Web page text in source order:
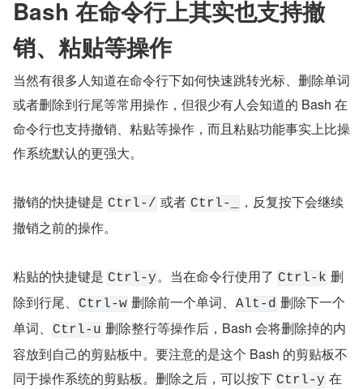
Bash 在命令行上其实也支持撤
销、粘贴等操作
当然有很多人知道在命令行下如何快速跳转光标、删除单词
或者删除到行尾等常用操作，但很少有人会知道的 Bash 在
命令行也支持撤销、粘贴等操作，而且粘贴功能事实上比操
作系统默认的更强大。
撤销的快捷键是 Ctrl-/ 或者 Ctrl-_
，反复按下会继续
撤销之前的操作。
粘贴的快捷键是 Ctrl-y。当在命令行使用了 Ctrl-k 删
除到行尾、
Ctrl-w 删除前一个单词、 Alt-d 删除下一个
单词、
Ctrl-u 删除整行等操作后，Bash 会将删除掉的内
容放到自己的剪贴板中。要注意的是这个 Bash 的剪贴板不
同于操作系统的剪贴板。删除之后，可以按下 Ctrl-y 在